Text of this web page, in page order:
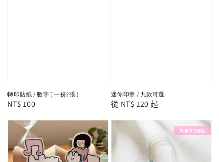
轉印貼紙 / 數字 ( 一份2張 )
Regular
NT$ 100
迷你印章 / 九款可選
Regular
從 NT$ 120 起
即將售完絕版